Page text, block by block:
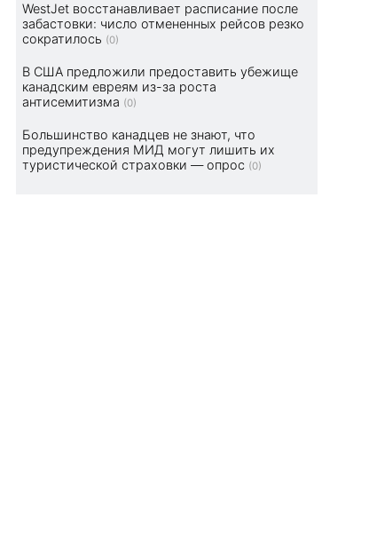
WestJet восстанавливает расписание после
забастовки: число отмененных рейсов резко
сократилось (0)
В США предложили предоставить убежище
канадским евреям из-за роста
антисемитизма (0)
Большинство канадцев не знают, что
предупреждения МИД могут лишить их
туристической страховки — опрос (0)